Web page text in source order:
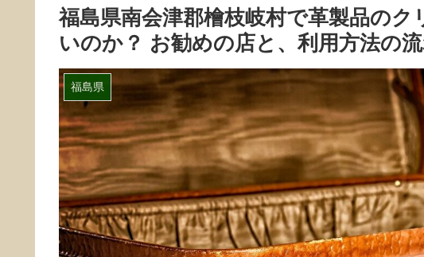
福島県南会津郡檜枝岐村で革製品の
いのか？ お勧めの店と、利用方法の
福島県